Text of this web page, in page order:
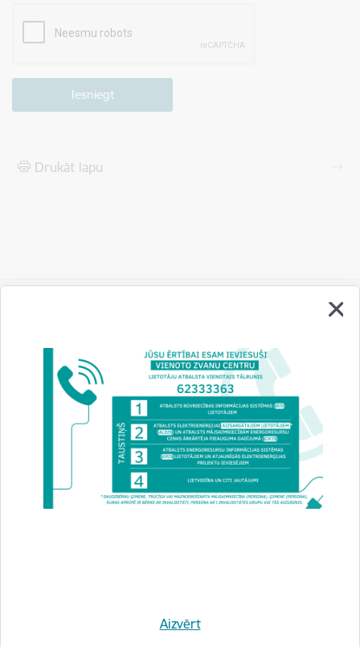
Aizvērt
Drukāt lapu
Vai šī informācija bija noderīga?
Sniegt atsauksmi
Piesakies jaunumu saņemšanai savā e-pastā.